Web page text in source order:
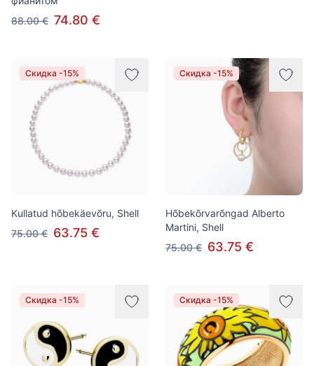
88.00 € 74.80 €
Скидка -15%
Kullatud hõbekäevõru, Shell
75.00 € 63.75 €
Скидка -15%
Hõbekõrvarõngad Alberto
Martini, Shell
75.00 € 63.75 €
Скидка -15% Скидка -15%